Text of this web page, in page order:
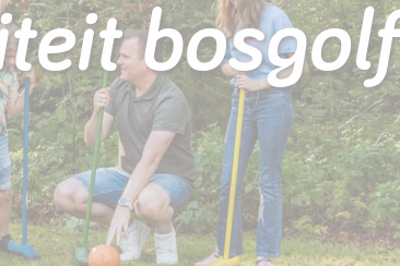
bosgolf